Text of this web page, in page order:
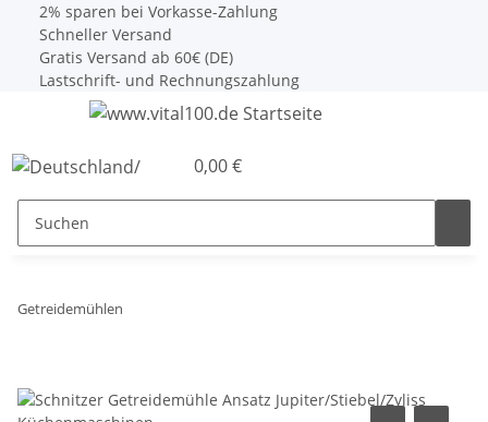
2% sparen bei Vorkasse-Zahlung
Schneller Versand
Gratis Versand ab 60€ (DE)
Lastschrift- und Rechnungszahlung
0,00 €
Getreidemühlen